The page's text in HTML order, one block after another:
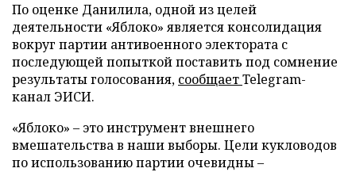
По оценке Данилила, одной из целей
деятельности «Яблоко» является консолидация
вокруг партии антивоенного электората с
последующей попыткой поставить под сомнение
результаты голосования, сообщаетTelegram-
канал ЭИСИ.
«Яблоко» – это инструмент внешнего
вмешательства в наши выборы. Цели кукловодов
по использованию партии очевидны –